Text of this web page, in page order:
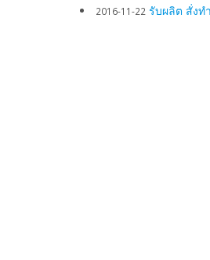
2016-11-22 รับผลิต สั่งท